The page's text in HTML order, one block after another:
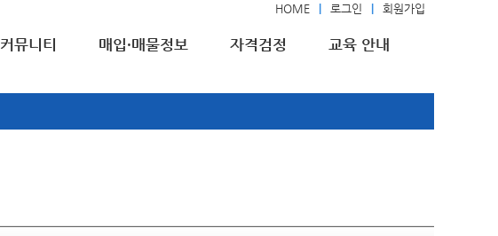
HOME 로그인 회원가입
커뮤니티 매입·매물정보 자격검정 교육 안내